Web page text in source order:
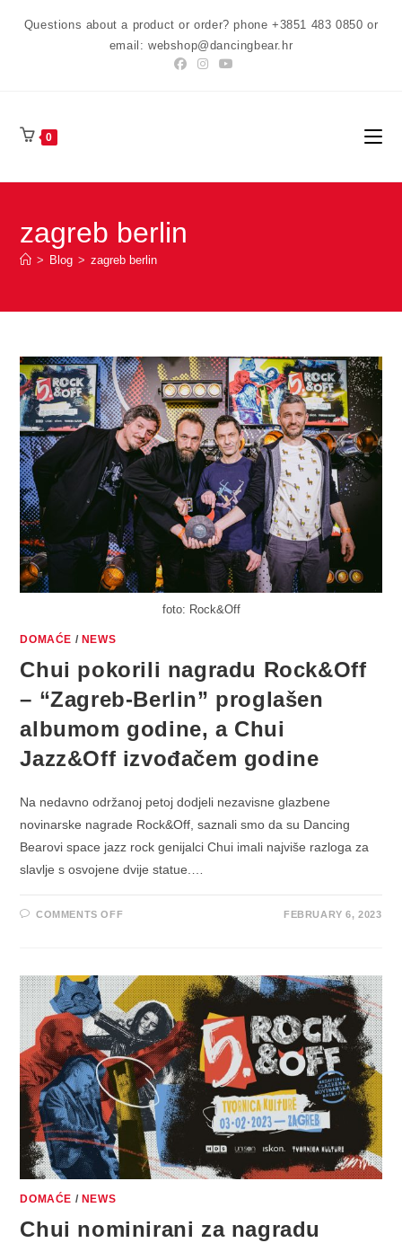
Questions about a product or order? phone +3851 483 0850 or
email: webshop@dancingbear.hr
0
zagreb berlin
> Blog > zagreb berlin
foto: Rock&Off
DOMAĆE / NEWS
Chui pokorili nagradu Rock&Off
– “Zagreb-Berlin” proglašen
albumom godine, a Chui
Jazz&Off izvođačem godine
Na nedavno održanoj petoj dodjeli nezavisne glazbene
novinarske nagrade Rock&Off, saznali smo da su Dancing
Bearovi space jazz rock genijalci Chui imali najviše razloga za
slavlje s osvojene dvije statue.…
COMMENTS OFFON
“ZAGREB-
BERLIN”
PROGLAŠEN
ALBUMOM
GODINE,
A
CHUI
JAZZ&OFF
IZVOĐAČEM
GODINE
FEBRUARY 6, 2023
DOMAĆE / NEWS
Chui nominirani za nagradu